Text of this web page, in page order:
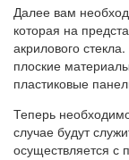
Далее вам
которая на
акрилового
плоские
пластиковые
Теперь
случае будут
осуществляется